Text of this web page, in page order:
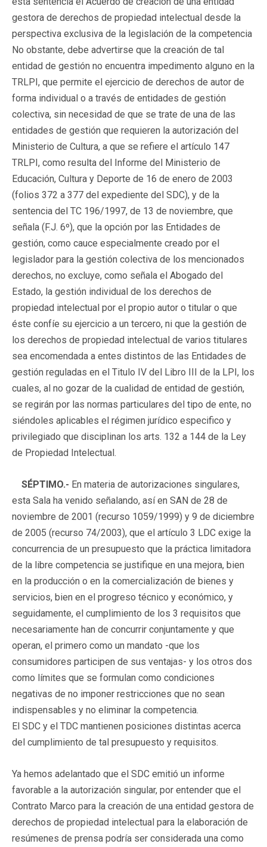
gestora de derechos de propiedad intelectual desde la
perspectiva exclusiva de la legislación de la competencia
No obstante, debe advertirse que la creación de tal
entidad de gestión no encuentra impedimento alguno en la
TRLPI, que permite el ejercicio de derechos de autor de
forma individual o a través de entidades de gestión
colectiva, sin necesidad de que se trate de una de las
entidades de gestión que requieren la autorización del
Ministerio de Cultura, a que se refiere el artículo 147
TRLPI, como resulta del Informe del Ministerio de
Educación, Cultura y Deporte de 16 de enero de 2003
(folios 372 a 377 del expediente del SDC), y de la
sentencia del TC 196/1997, de 13 de noviembre, que
señala (F.J. 6º), que la opción por las Entidades de
gestión, como cauce especialmente creado por el
legislador para la gestión colectiva de los mencionados
derechos, no excluye, como señala el Abogado del
Estado, la gestión individual de los derechos de
propiedad intelectual por el propio autor o titular o que
éste confíe su ejercicio a un tercero, ni que la gestión de
los derechos de propiedad intelectual de varios titulares
sea encomendada a entes distintos de las Entidades de
gestión reguladas en el Titulo IV del Libro III de la LPI, los
cuales, al no gozar de la cualidad de entidad de gestión,
se regirán por las normas particulares del tipo de ente, no
siéndoles aplicables el régimen jurídico especifico y
privilegiado que disciplinan los arts. 132 a 144 de la Ley
de Propiedad Intelectual.
SÉPTIMO.- En materia de autorizaciones singulares,
esta Sala ha venido señalando, así en SAN de 28 de
noviembre de 2001 (recurso 1059/1999) y 9 de diciembre
de 2005 (recurso 74/2003), que el artículo 3 LDC exige la
concurrencia de un presupuesto que la práctica limitadora
de la libre competencia se justifique en una mejora, bien
en la producción o en la comercialización de bienes y
servicios, bien en el progreso técnico y económico, y
seguidamente, el cumplimiento de los 3 requisitos que
necesariamente han de concurrir conjuntamente y que
operan, el primero como un mandato -que los
consumidores participen de sus ventajas- y los otros dos
como límites que se formulan como condiciones
negativas de no imponer restricciones que no sean
indispensables y no eliminar la competencia.
El SDC y el TDC mantienen posiciones distintas acerca
del cumplimiento de tal presupuesto y requisitos.
Ya hemos adelantado que el SDC emitió un informe
favorable a la autorización singular, por entender que el
Contrato Marco para la creación de una entidad gestora de
derechos de propiedad intelectual para la elaboración de
resúmenes de prensa podría ser considerada una como